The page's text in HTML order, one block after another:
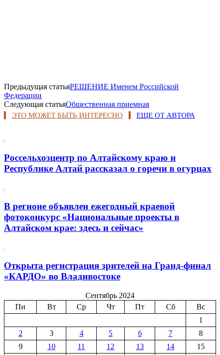
Предыдущая статьяРЕШЕНИЕ Именем Российской
Федерации
Следующая статьяОбщественная приемная
ЭТО МОЖЕТ БЫТЬ ИНТЕРЕСНО ЕЩЕ ОТ АВТОРА
Россельхозцентр по Алтайскому краю и
Республике Алтай рассказал о горечи в огурцах
В регионе объявлен ежегодный краевой
фотоконкурс «Национальные проекты в
Алтайском крае: здесь и сейчас»
Открыта регистрация зрителей на Гранд-финал
«КАРДО» во Владивостоке
Сентябрь 2024
Пн
Вт Ср Чт Пт Сб
Вс
1
2
3 4 5 6 7
8
9
10 11 12 13 14
15